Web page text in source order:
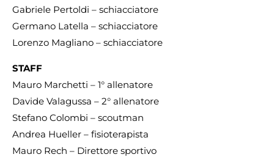
Gabriele Pertoldi – schiacciatore
Germano Latella – schiacciatore
Lorenzo Magliano – schiacciatore
STAFF
Mauro Marchetti – 1° allenatore
Davide Valagussa – 2° allenatore
Stefano Colombi – scoutman
Andrea Hueller – fisioterapista
Mauro Rech – Direttore sportivo